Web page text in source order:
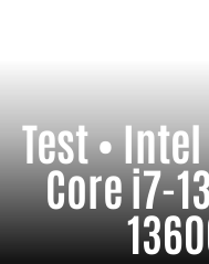
Test •
Core i7-